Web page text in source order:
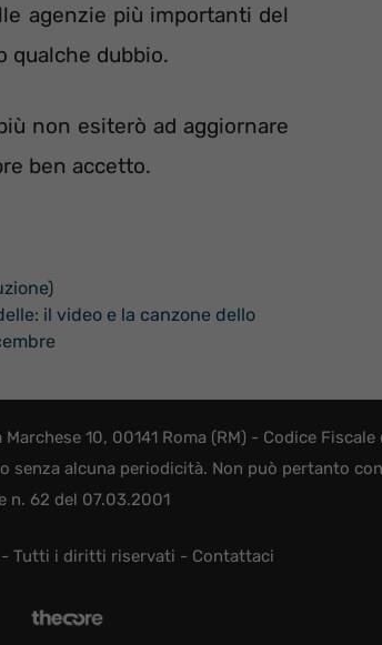
agenzie più importanti del
qualche dubbio.
non esiterò ad aggiornare
ben accetto.
il video e la canzone dello
10, 00141 Roma (RM) - Codice Fiscale
alcuna periodicità. Non può pertanto
n. 62 del 07.03.2001
Tutti i diritti riservati - Contattaci